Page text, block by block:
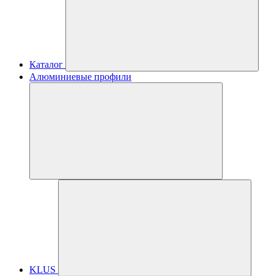
Каталог
Алюминиевые профили
KLUS